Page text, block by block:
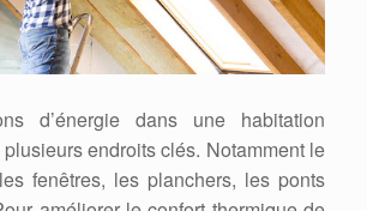
d’énergie dans une habitation
endroits clés. Notamment le
fenêtres, les planchers, les ponts